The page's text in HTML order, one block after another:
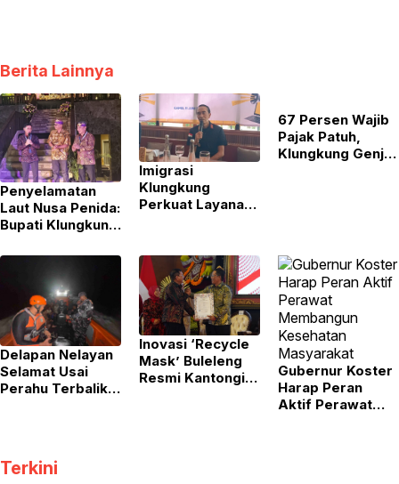
Berita Lainnya
Penyelamatan
Laut Nusa Penida:
Bupati Klungkung
Laut” dari ITS
Imigrasi
Klungkung
Perkuat Layanan
67 Persen Wajib
Pajak Patuh,
Klungkung Genjot
Delapan Nelayan
Selamat Usai
Perahu Terbalik
Inovasi ‘Recycle
Mask’ Buleleng
Resmi Kantongi
Gubernur Koster
Harap Peran
Aktif Perawat
Terkini